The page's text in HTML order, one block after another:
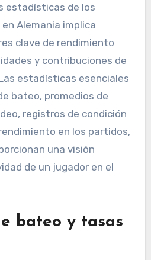
estadísticas de los
Alemania implica
clave de rendimiento
y contribuciones de
estadísticas esenciales
bateo, promedios de
registros de condición
en los partidos,
una visión
de un jugador en el
bateo y tasas